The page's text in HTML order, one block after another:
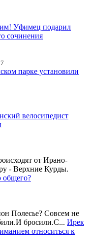
Уфимец подарил
сочинения
парке установили
велосипедист
от Ирано-
- Верхние Курды.
Полесье? Совсем не
бросили.С... Ирек
относиться к